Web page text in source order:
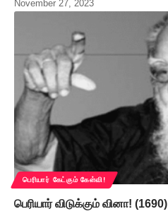
November 27, 2023
பெரியார் கேட்கும் கேள்வி!
பெரியார் விடுக்கும் வினா! (1690)